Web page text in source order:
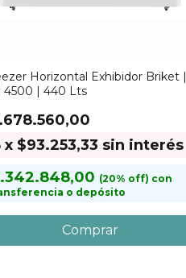
Horizontal Exhibidor Briket |
4500 | 440 Lts
x $93.253,33 sin interés
con
o depósito